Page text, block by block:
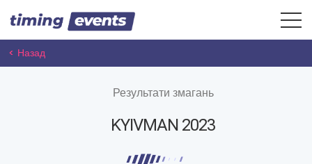
< Назад
Результати змагань
KYIVMAN 2023